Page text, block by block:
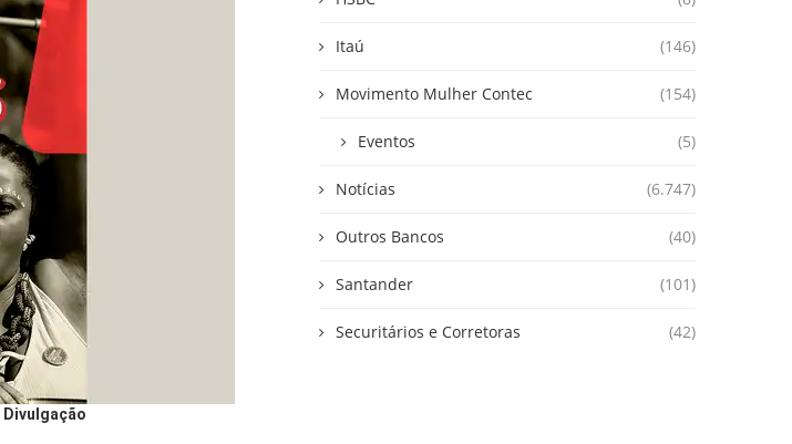
Divulgação
Itaú (146)
Movimento Mulher Contec (154)
Eventos (5)
Notícias (6.747)
Outros Bancos (40)
Santander (101)
Securitários e Corretoras (42)